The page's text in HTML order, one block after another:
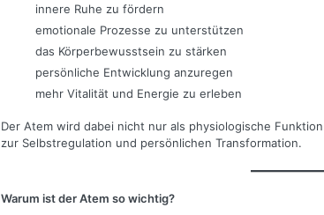
innere Ruhe zu fördern
emotionale Prozesse zu unterstützen
das Körperbewusstsein zu stärken
persönliche Entwicklung anzuregen
mehr Vitalität und Energie zu erleben
Der Atem wird dabei nicht nur als physiologische
zur Selbstregulation und persönlichen Transformation.
Warum ist der Atem so wichtig?